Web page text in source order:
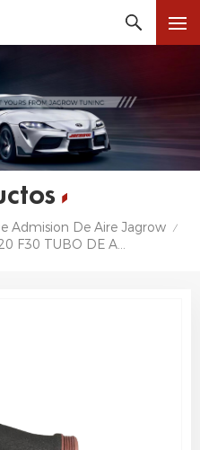
Admision De Aire Jagrow /